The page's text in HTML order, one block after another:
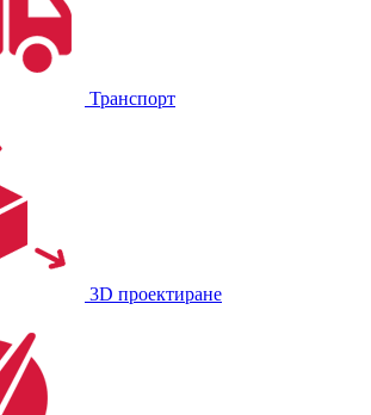
Транспорт
3D проектиране